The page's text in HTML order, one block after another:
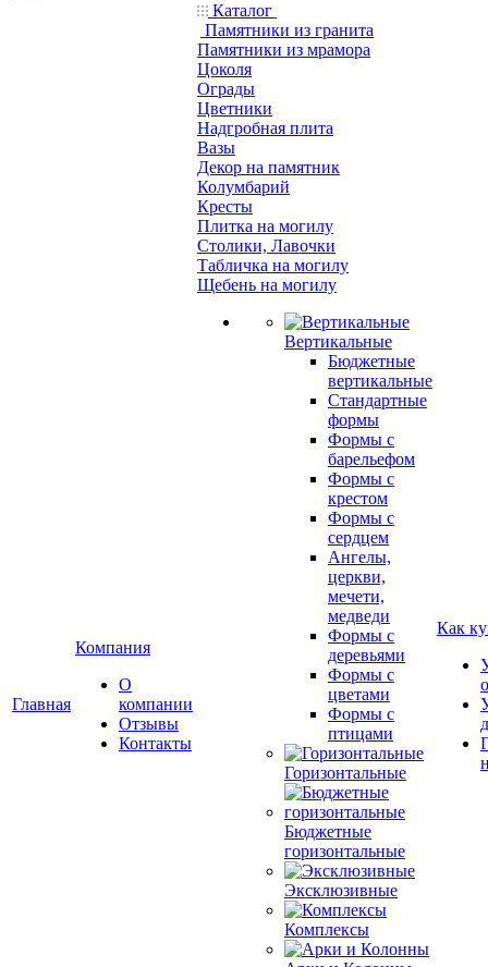
Главная
Компания
О
компании
Отзывы
Контакты
Каталог
Памятники из гранита
Памятники из мрамора
Цоколя
Ограды
Цветники
Надгробная плита
Вазы
Декор на памятник
Колумбарий
Кресты
Плитка на могилу
Столики, Лавочки
Табличка на могилу
Щебень на могилу
Вертикальные
Бюджетные
вертикальные
Стандартные
формы
Формы с
барельефом
Формы с
крестом
Формы с
сердцем
Ангелы,
церкви,
мечети,
медведи
Формы с
деревьями
Формы с
цветами
Формы с
птицами
Горизонтальные
Бюджетные
горизонтальные
Эксклюзивные
Комплексы
Как